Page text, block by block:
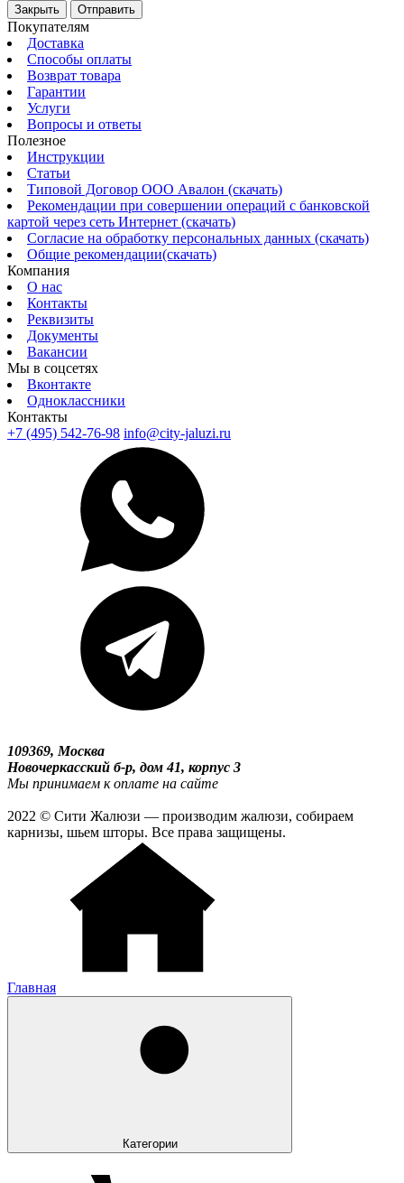
Закрыть Отправить
Покупателям
Доставка
Способы оплаты
Возврат товара
Гарантии
Услуги
Вопросы и ответы
Полезное
Инструкции
Статьи
Типовой Договор ООО Авалон (скачать)
Рекомендации при совершении операций с банковской
картой через сеть Интернет (скачать)
Согласие на обработку персональных данных (скачать)
Общие рекомендации(скачать)
Компания
О нас
Контакты
Реквизиты
Документы
Вакансии
Мы в соцсетях
Вконтакте
Одноклассники
Контакты
+7 (495) 542-76-98 info@city-jaluzi.ru
109369, Москва
Новочеркасский б-р, дом 41, корпус 3
Мы принимаем к оплате на сайте
2022 © Сити Жалюзи — производим жалюзи, собираем
карнизы, шьем шторы. Все права защищены.
Главная
Категории